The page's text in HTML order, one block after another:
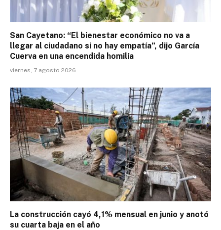
San Cayetano: “El bienestar económico no va a
llegar al ciudadano si no hay empatía”, dijo García
Cuerva en una encendida homilía
viernes, 7 agosto 2026
La construcción cayó 4,1% mensual en junio y anotó
su cuarta baja en el año